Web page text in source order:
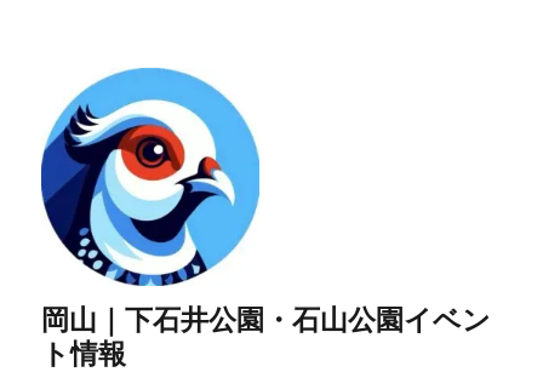
岡山｜下石井公園・石山公園イベン
ト情報